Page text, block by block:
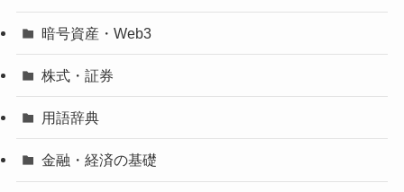
暗号資産・Web3
株式・証券
用語辞典
金融・経済の基礎